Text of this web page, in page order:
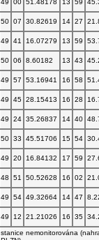
50 07 30.82619 14 27
49 41 16.07279 13 59
50 06 8.60182 13 43
49 57 53.16941 16 58
49 45 28.15413 16 28
49 24 35.26837 14 40
50 33 45.51706 15 54
49 20 16.84132 17 59
48 51 50.52628 16 02
49 54 49.32664 14 47
49 12 21.21026 16 35
stanice nemonitorována